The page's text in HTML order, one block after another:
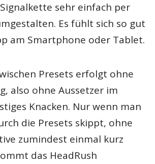
sehr einfach per
Es fühlt sich so gut
am Smartphone oder Tablet.
Presets erfolgt ohne
also ohne Aussetzer im
Knacken. Nur wenn man
die Presets skippt, ohne
zumindest einmal kurz
das HeadRush